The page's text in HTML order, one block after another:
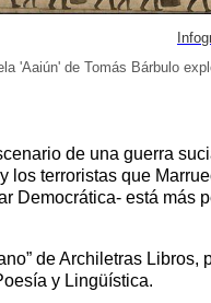
'Aaiún' de Tomás Bárbulo
de una guerra
terroristas que
Democrática- está
de Archiletras
y Lingüística.